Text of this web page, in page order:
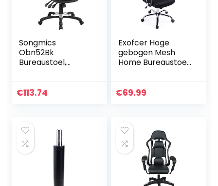
op kantoor
Songmics
Obn52Bk
Bureaustoel,
Bureaustoel Van
Rugleuning, 3
Instelhendels,
Lendensteun En
Verstelbare
Armleuning Van
Pu-Kunststof
€113.74
Exofcer Hoge
gebogen Mesh
Home Bureaustoel
hoogte
€69.99